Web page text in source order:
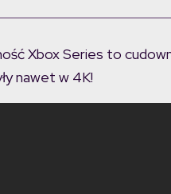
Xbox Series to
nawet w 4K!